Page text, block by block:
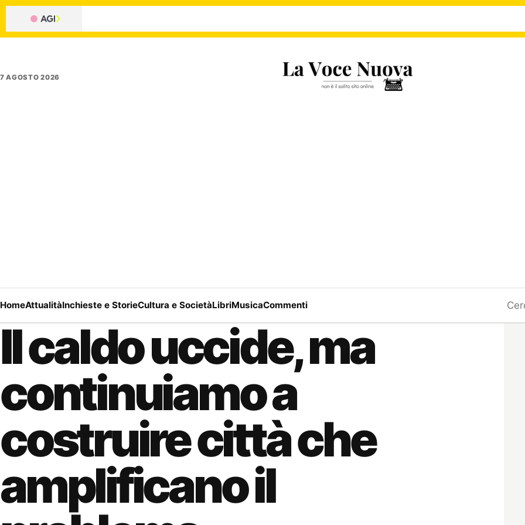
7 AGOSTO 2026
HomeAttualitàInchieste e StorieCultura e SocietàLibriMusicaCommenti
Il caldo uccide, ma
continuiamo a
costruire città che
amplificano il